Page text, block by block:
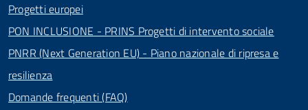
Progetti europei
PON INCLUSIONE - PRINS Progetti di intervento sociale
PNRR (Next Generation EU) - Piano nazionale di ripresa e
resilienza
Domande frequenti (FAQ)